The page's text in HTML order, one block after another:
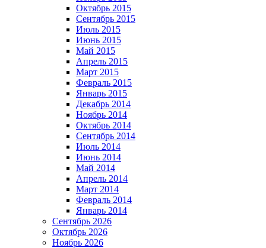
Октябрь 2015
Сентябрь 2015
Июль 2015
Июнь 2015
Май 2015
Апрель 2015
Март 2015
Февраль 2015
Январь 2015
Декабрь 2014
Ноябрь 2014
Октябрь 2014
Сентябрь 2014
Июль 2014
Июнь 2014
Май 2014
Апрель 2014
Март 2014
Февраль 2014
Январь 2014
Сентябрь 2026
Октябрь 2026
Ноябрь 2026